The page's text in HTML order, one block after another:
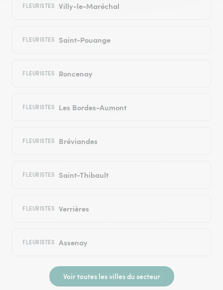
FLEURISTES Villy-le-Maréchal
FLEURISTES Saint-Pouange
FLEURISTES Roncenay
FLEURISTES Les Bordes-Aumont
FLEURISTES Bréviandes
FLEURISTES Saint-Thibault
FLEURISTES Verrières
FLEURISTES Assenay
Voir toutes les villes du secteur